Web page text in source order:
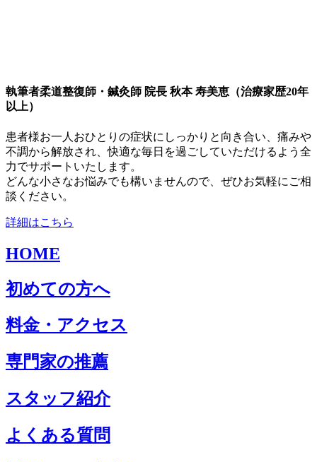
執筆者柔道整復師・鍼灸師 院長 秋本 寿美恵（治療家歴20年
以上）
患者様お一人おひとりの症状にしっかりと向き合い、痛みや
不調から解放され、快適な毎日を過ごしていただけるよう全
力でサポートいたします。
どんな小さなお悩みでも構いませんので、ぜひお気軽にご相
談ください。
詳細はこちら
HOME
初めての方へ
料金・アクセス
専門家の推薦
スタッフ紹介
よくある質問